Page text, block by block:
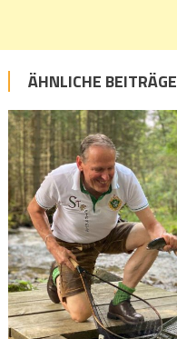
ÄHNLICHE BEITRÄGE